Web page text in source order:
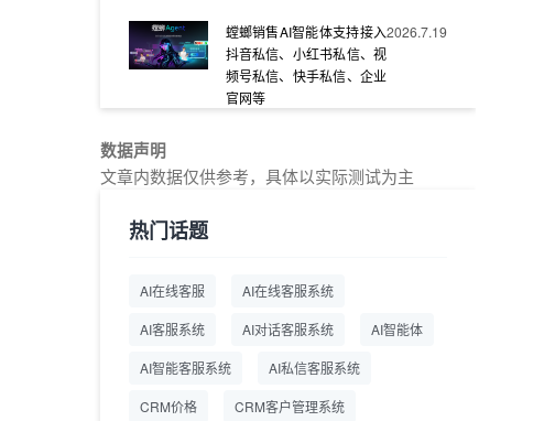
螳螂销售AI智能体支持接入
抖音私信、小红书私信、视
频号私信、快手私信、企业
官网等
2026.7.19
素质教育定制，获客+服务
前全流程
一站式SCRM系统企微解决
方案 打通私域营销全流程
2026.7.14
商用SCRM系统企微工具
数据声明
文章内数据仅供参考，具体以实际测试为主
热门话题
AI在线客服 AI在线客服系统
AI客服系统 AI对话客服系统 AI智能体
AI智能客服系统 AI私信客服系统
CRM价格 CRM客户管理系统